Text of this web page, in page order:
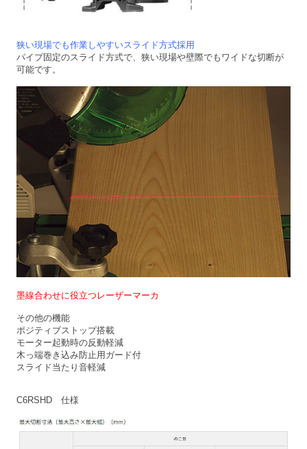
狭い現場でも作業しやすいスライド方式採用
パイプ固定のスライド方式で、狭い現場や壁際でもワイドな切断が
可能です。
墨線合わせに役立つレーザーマーカ
その他の機能
ポジティブストップ搭載
モーター起動時の反動軽減
木っ端巻き込み防止用ガード付
スライド当たり音軽減
C6RSHD 仕様